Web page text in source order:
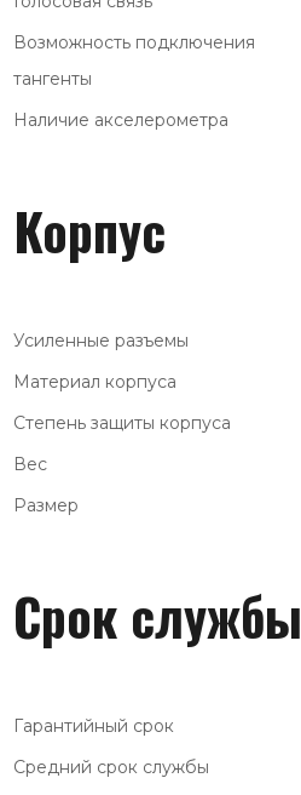
Возможность подключения
тангенты
Наличие акселерометра
Корпус
Усиленные разъемы
Материал корпуса
Степень защиты корпуса
Вес
Размер
Срок службы
Гарантийный срок
Средний срок службы